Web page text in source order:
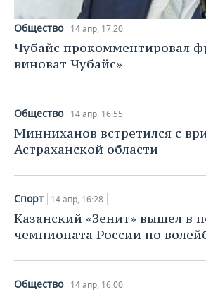
Общество 14 апр, 17:20
Чубайс прокомментировал
виноват Чубайс»
Общество 14 апр, 16:55
Минниханов встретился с
Астраханской области
Спорт 14 апр, 16:28
Казанский «Зенит» вышел в
чемпионата России по
Общество 14 апр, 16:00